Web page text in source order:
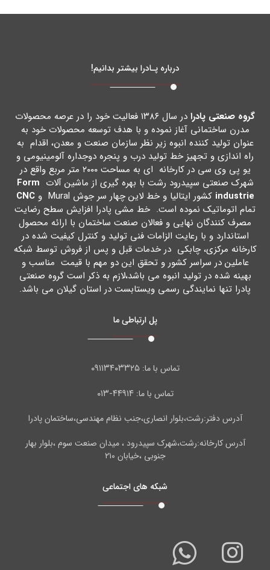
درباره پـادرا بیشتر بدانیم!
گروه صنعتی پادرا
در سال ۱۳۸۶ فعالیت خود را در عرصه محصولات
مدرن ساختمانی آغاز نموده و با هدف توسعه محصولات خود به
عنوان تولید کننده انبوه زیر نظر سازمان صنعت و معدن، اقدام به
راه اندازي و تجهیز خط تولید درب و پنجره دوجداره آلومینیومی و
یو پی وي سی در کارخانه اي به مساحت ۲۰۰۰ متر مربع واقع در
شهرك صنعتی سپیدرود رشت با بهره گیري از ماشین آلات Form
industrie کشور ایتالیا و خط لاین چهار سر جوش Mural و
CNC
تمام اتوماتیک نموده است. خط مشی پادرا افزایش سطح رضایت
مصرف کنندگان نهایی و فعالان صنعت ساختمان با ارائه محصول
استاندارد و با رعایت الزامات فنی تولید و کنترل کیفیت شده در
کارخانه مرکزي، چابکی در خدمات قبل و پس از فروش توسط شبکه
عاملین در سراسر کشور و تحقق این دو مهم با قیمت مناسب و
بهینه شده در تولید انبوه می باشد،لازم به ذکر است گروه صنعتی
پادرا تنها نمایندگی رسمی ویستابست در استان گیلان می باشد.
پل ارتباطی ما
تماس با ما:۰۹۱۱۳۴۰۳۳۲۵
تماس با ما: ۴۴۹۱۴-۰۱۳
آدرس دفتر:رشت،بلوار انصاری،جنب نظام مهندسی،ساختمان پادرا
آدرس کارخانه:رشت،شهرک سپیدرود ، میدان صنعت سوم ،بلوار بهار
جنوبی ،خیابان ۲۱۰
شبکه های اجتماعی